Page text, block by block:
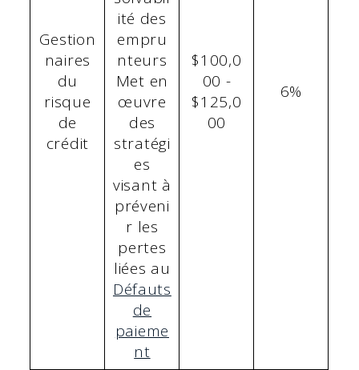
Gestion
naires
du
risque
de
crédit
ité des
empru
nteurs
Met en
œuvre
des
stratégi
es
visant à
préveni
r les
pertes
liées au
Défauts
de
paieme
nt
$100,0
00 -
$125,0
00
6%